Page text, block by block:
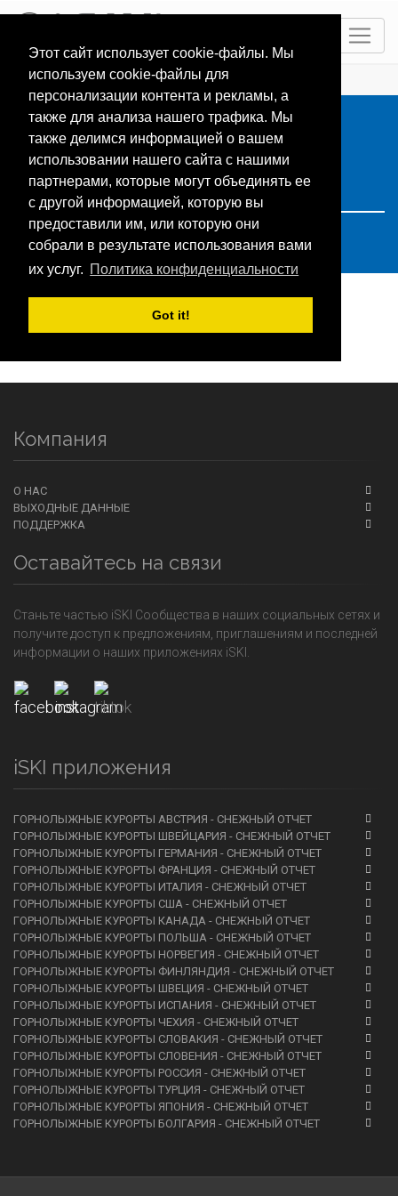
Этот сайт использует cookie-файлы. Мы
используем cookie-файлы для
персонализации контента и рекламы, а
также для анализа нашего трафика. Мы
также делимся информацией о вашем
использовании нашего сайта с нашими
партнерами, которые могут объединять ее
с другой информацией, которую вы
предоставили им, или которую они
собрали в результате использования вами
их услуг. Политика конфиденциальности
Got it!
ГЛАВНАЯ Resorts Search: spain
Компания
О НАС
ВЫХОДНЫЕ ДАННЫЕ
ПОДДЕРЖКА
Оставайтесь на связи
Станьте частью iSKI Сообщества в наших социальных сетях и
получите доступ к предложениям, приглашениям и последней
информации о наших приложениях iSKI.
iSKI приложения
ГОРНОЛЫЖНЫЕ КУРОРТЫ АВСТРИЯ - СНЕЖНЫЙ ОТЧЕТ
ГОРНОЛЫЖНЫЕ КУРОРТЫ ШВЕЙЦАРИЯ - СНЕЖНЫЙ ОТЧЕТ
ГОРНОЛЫЖНЫЕ КУРОРТЫ ГЕРМАНИЯ - СНЕЖНЫЙ ОТЧЕТ
ГОРНОЛЫЖНЫЕ КУРОРТЫ ФРАНЦИЯ - СНЕЖНЫЙ ОТЧЕТ
ГОРНОЛЫЖНЫЕ КУРОРТЫ ИТАЛИЯ - СНЕЖНЫЙ ОТЧЕТ
ГОРНОЛЫЖНЫЕ КУРОРТЫ США - СНЕЖНЫЙ ОТЧЕТ
ГОРНОЛЫЖНЫЕ КУРОРТЫ КАНАДА - СНЕЖНЫЙ ОТЧЕТ
ГОРНОЛЫЖНЫЕ КУРОРТЫ ПОЛЬША - СНЕЖНЫЙ ОТЧЕТ
ГОРНОЛЫЖНЫЕ КУРОРТЫ НОРВЕГИЯ - СНЕЖНЫЙ ОТЧЕТ
ГОРНОЛЫЖНЫЕ КУРОРТЫ ФИНЛЯНДИЯ - СНЕЖНЫЙ ОТЧЕТ
ГОРНОЛЫЖНЫЕ КУРОРТЫ ШВЕЦИЯ - СНЕЖНЫЙ ОТЧЕТ
ГОРНОЛЫЖНЫЕ КУРОРТЫ ИСПАНИЯ - СНЕЖНЫЙ ОТЧЕТ
ГОРНОЛЫЖНЫЕ КУРОРТЫ ЧЕХИЯ - СНЕЖНЫЙ ОТЧЕТ
ГОРНОЛЫЖНЫЕ КУРОРТЫ СЛОВАКИЯ - СНЕЖНЫЙ ОТЧЕТ
ГОРНОЛЫЖНЫЕ КУРОРТЫ СЛОВЕНИЯ - СНЕЖНЫЙ ОТЧЕТ
ГОРНОЛЫЖНЫЕ КУРОРТЫ РОССИЯ - СНЕЖНЫЙ ОТЧЕТ
ГОРНОЛЫЖНЫЕ КУРОРТЫ ТУРЦИЯ - СНЕЖНЫЙ ОТЧЕТ
ГОРНОЛЫЖНЫЕ КУРОРТЫ ЯПОНИЯ - СНЕЖНЫЙ ОТЧЕТ
ГОРНОЛЫЖНЫЕ КУРОРТЫ БОЛГАРИЯ - СНЕЖНЫЙ ОТЧЕТ